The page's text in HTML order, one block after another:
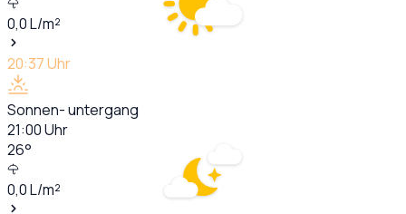
0,0L/m²
20:37Uhr
Sonnen- untergang
21:00Uhr
26°
0,0L/m²